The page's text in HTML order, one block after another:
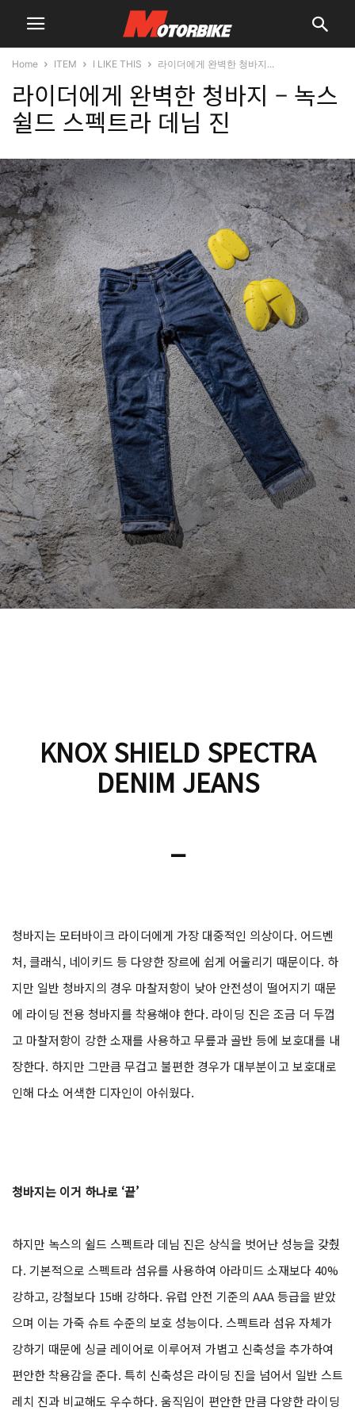
Home ITEM I LIKE THIS 라이더에게 완벽한 청바지...
라이더에게 완벽한 청바지 – 녹스
쉴드 스펙트라 데님 진
KNOX SHIELD SPECTRA
DENIM JEANS
청바지는 모터바이크 라이더에게 가장 대중적인 의상이다. 어드벤
처, 클래식, 네이키드 등 다양한 장르에 쉽게 어울리기 때문이다. 하
지만 일반 청바지의 경우 마찰저항이 낮아 안전성이 떨어지기 때문
에 라이딩 전용 청바지를 착용해야 한다. 라이딩 진은 조금 더 두껍
고 마찰저항이 강한 소재를 사용하고 무릎과 골반 등에 보호대를 내
장한다. 하지만 그만큼 무겁고 불편한 경우가 대부분이고 보호대로
인해 다소 어색한 디자인이 아쉬웠다.
청바지는 이거 하나로 ‘끝’
하지만 녹스의 쉴드 스펙트라 데님 진은 상식을 벗어난 성능을 갖췄
다. 기본적으로 스펙트라 섬유를 사용하여 아라미드 소재보다 40%
강하고, 강철보다 15배 강하다. 유럽 안전 기준의 AAA 등급을 받았
으며 이는 가죽 슈트 수준의 보호 성능이다. 스펙트라 섬유 자체가
강하기 때문에 싱글 레이어로 이루어져 가볍고 신축성을 추가하여
편안한 착용감을 준다. 특히 신축성은 라이딩 진을 넘어서 일반 스트
레치 진과 비교해도 우수하다. 움직임이 편안한 만큼 다양한 라이딩